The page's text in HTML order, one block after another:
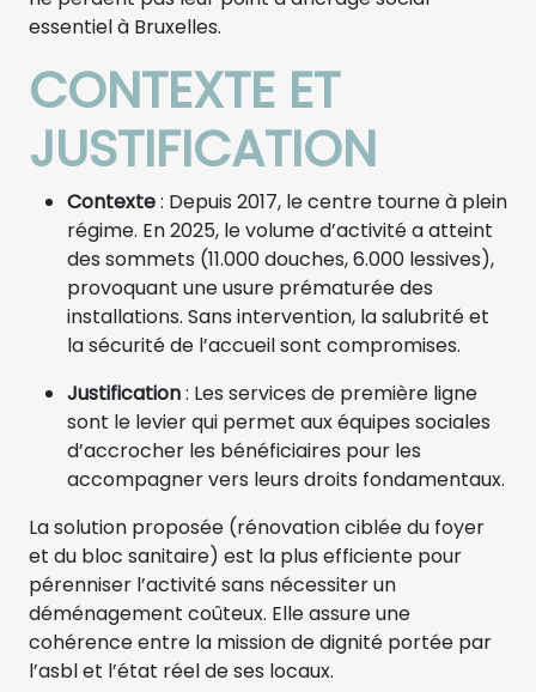
essentiel à Bruxelles.
CONTEXTE ET
JUSTIFICATION
Contexte: Depuis 2017, le centre tourne à plein
régime. En 2025, le volume d’activité a atteint
des sommets (11.000 douches, 6.000 lessives),
provoquant une usure prématurée des
installations. Sans intervention, la salubrité et
la sécurité de l’accueil sont compromises.
Justification: Les services de première ligne
sont le levier qui permet aux équipes sociales
d’accrocher les bénéficiaires pour les
accompagner vers leurs droits fondamentaux.
La solution proposée (rénovation ciblée du foyer
et du bloc sanitaire) est la plus efficiente pour
pérenniser l’activité sans nécessiter un
déménagement coûteux. Elle assure une
cohérence entre la mission de dignité portée par
l’asbl et l’état réel de ses locaux.